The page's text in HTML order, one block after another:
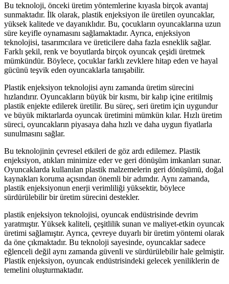
Bu teknoloji, önceki üretim yöntemlerine kıyasla birçok avantaj
sunmaktadır. İlk olarak, plastik enjeksiyon ile üretilen oyuncaklar,
yüksek kalitede ve dayanıklıdır. Bu, çocukların oyuncaklarına uzun
süre keyifle oynamasını sağlamaktadır. Ayrıca, enjeksiyon
teknolojisi, tasarımcılara ve üreticilere daha fazla esneklik sağlar.
Farklı şekil, renk ve boyutlarda birçok oyuncak çeşidi üretmek
mümkündür. Böylece, çocuklar farklı zevklere hitap eden ve hayal
gücünü teşvik eden oyuncaklarla tanışabilir.
Plastik enjeksiyon teknolojisi aynı zamanda üretim sürecini
hızlandırır. Oyuncakların büyük bir kısmı, bir kalıp içine eritilmiş
plastik enjekte edilerek üretilir. Bu süreç, seri üretim için uygundur
ve büyük miktarlarda oyuncak üretimini mümkün kılar. Hızlı üretim
süreci, oyuncakların piyasaya daha hızlı ve daha uygun fiyatlarla
sunulmasını sağlar.
Bu teknolojinin çevresel etkileri de göz ardı edilemez. Plastik
enjeksiyon, atıkları minimize eder ve geri dönüşüm imkanları sunar.
Oyuncaklarda kullanılan plastik malzemelerin geri dönüşümü, doğal
kaynakları koruma açısından önemli bir adımdır. Aynı zamanda,
plastik enjeksiyonun enerji verimliliği yüksektir, böylece
sürdürülebilir bir üretim sürecini destekler.
plastik enjeksiyon teknolojisi, oyuncak endüstrisinde devrim
yaratmıştır. Yüksek kaliteli, çeşitlilik sunan ve maliyet-etkin oyuncak
üretimi sağlamıştır. Ayrıca, çevreye duyarlı bir üretim yöntemi olarak
da öne çıkmaktadır. Bu teknoloji sayesinde, oyuncaklar sadece
eğlenceli değil aynı zamanda güvenli ve sürdürülebilir hale gelmiştir.
Plastik enjeksiyon, oyuncak endüstrisindeki gelecek yeniliklerin de
temelini oluşturmaktadır.